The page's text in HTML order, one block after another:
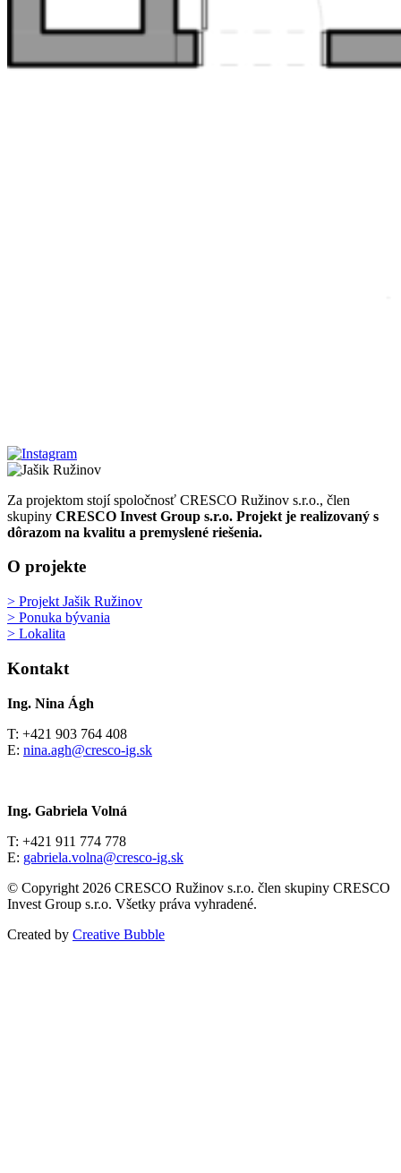
Za projektom stojí spoločnosť CRESCO Ružinov s.r.o., člen
skupiny CRESCO Invest Group s.r.o. Projekt je realizovaný s
dôrazom na kvalitu a premyslené riešenia.
O projekte
> Projekt Jašik Ružinov
> Ponuka bývania
> Lokalita
Kontakt
Ing. Nina Ágh
T: +421 903 764 408
E: nina.agh@cresco-ig.sk
Ing. Gabriela Volná
T: +421 911 774 778
E: gabriela.volna@cresco-ig.sk
© Copyright 2026 CRESCO Ružinov s.r.o. člen skupiny CRESCO
Invest Group s.r.o. Všetky práva vyhradené.
Created by Creative Bubble